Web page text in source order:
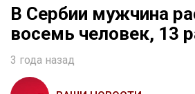
В Сербии мужчина
восемь человек, 13
3 года назад